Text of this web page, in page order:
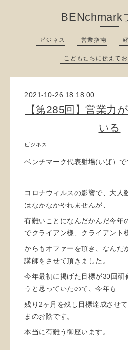
BENchmark
ビジネス 営業指南
こどもたちに伝えて
2021-10-26 18:18:00
【第285回】営業力
いる
ビジネス
ベンチマーク代表射場(いば）で
コロナウィルスの影響で、大人
はなかなかやれませんが、
有難いことになんだかんだ今年
でクライアン様、クライアント
からもオファーを頂き、なんだ
講師をさせて頂きました。
今年最初に掲げた目標が30回研
うと思っていたので、今年も
残り2ヶ月を残し目標達成させ
まのお陰です。
本当に有難う御座います。